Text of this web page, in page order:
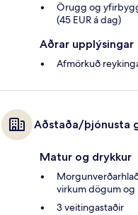
Örugg og
(45 EUR á dag)
Aðrar upplýsingar
Afmörkuð
Aðstaða/þjónusta
Matur og drykkur
virkum dögum og
3 veitingastaðir